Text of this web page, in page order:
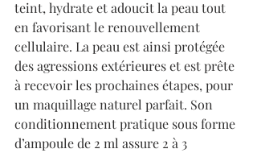
teint, hydrate et adoucit la peau tout
en favorisant le renouvellement
cellulaire. La peau est ainsi protégée
des agressions extérieures et est prête
à recevoir les prochaines étapes, pour
un maquillage naturel parfait. Son
conditionnement pratique sous forme
d’ampoule de 2 ml assure 2 à 3